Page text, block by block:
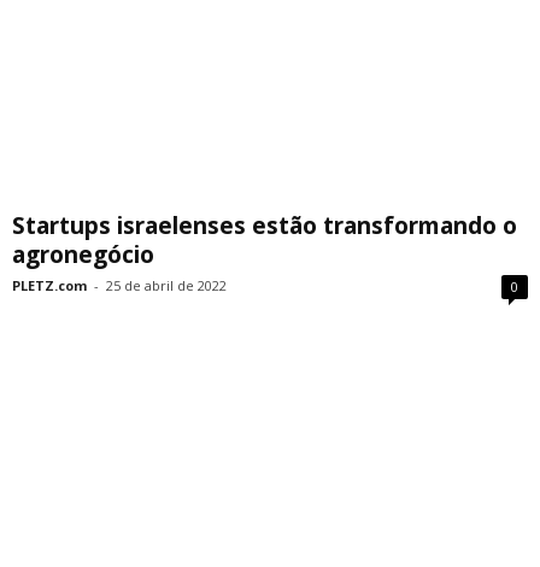
Startups israelenses estão transformando o
agronegócio
PLETZ.com - 25 de abril de 2022 0